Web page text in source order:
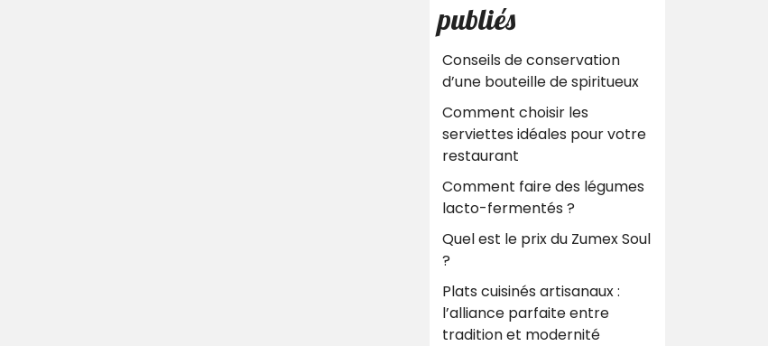
publiés
Conseils de conservation
d’une bouteille de spiritueux
Comment choisir les
serviettes idéales pour votre
restaurant
Comment faire des légumes
lacto-fermentés ?
Quel est le prix du Zumex Soul
?
Plats cuisinés artisanaux :
l’alliance parfaite entre
tradition et modernité